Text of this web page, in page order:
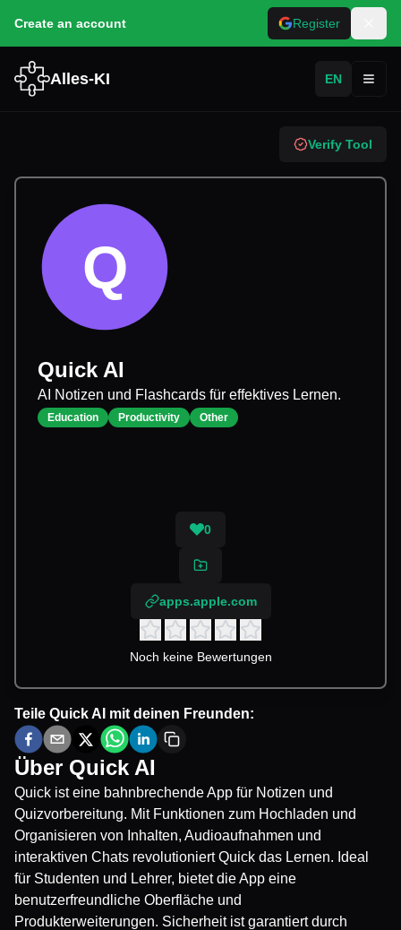
Create an account Register
Alles-KI EN
Verify Tool
Q
Quick AI
AI Notizen und Flashcards für effektives Lernen.
Education Productivity Other
0
apps.apple.com
Noch keine Bewertungen
Teile Quick AI mit deinen Freunden:
Über Quick AI
Quick ist eine bahnbrechende App für Notizen und
Quizvorbereitung. Mit Funktionen zum Hochladen und
Organisieren von Inhalten, Audioaufnahmen und
interaktiven Chats revolutioniert Quick das Lernen. Ideal
für Studenten und Lehrer, bietet die App eine
benutzerfreundliche Oberfläche und
Produkterweiterungen. Sicherheit ist garantiert durch